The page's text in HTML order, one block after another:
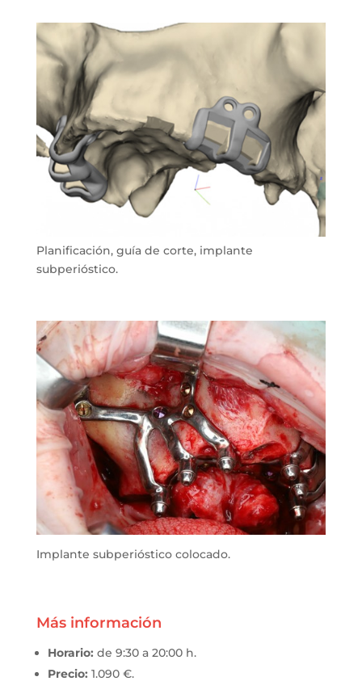
Planificación, guía de corte, implante
subperióstico.
Implante subperióstico colocado.
Más información
Horario: de 9:30 a 20:00 h.
Precio: 1.090 €.